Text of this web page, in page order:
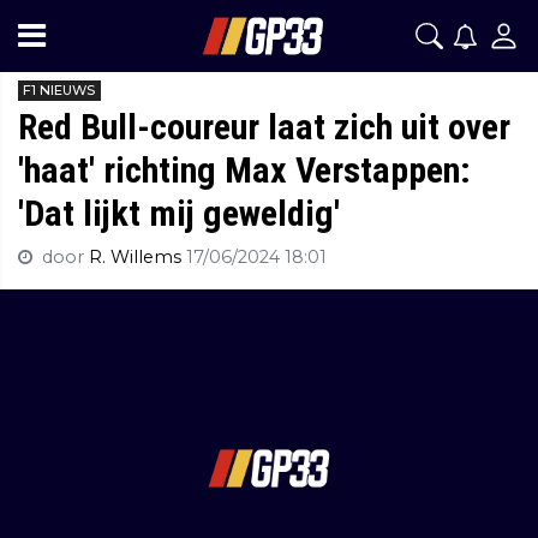
F1 NIEUWS
Red Bull-coureur laat zich uit over
'haat' richting Max Verstappen:
'Dat lijkt mij geweldig'
door R. Willems 17/06/2024 18:01